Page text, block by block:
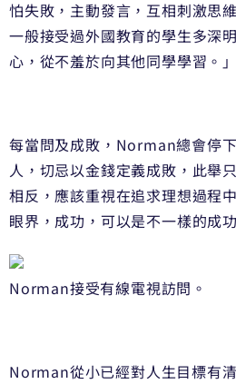
怕失敗，主動發言，互相刺激思
一般接受過外國教育的學生多深
心，從不羞於向其他同學學習。」
每當問及成敗，Norman總會停
人，切忌以金錢定義成敗，此舉
相反，應該重視在追求理想過程
眼界，成功，可以是不一樣的成
Norman接受有線電視訪問。
Norman從小已經對人生目標有